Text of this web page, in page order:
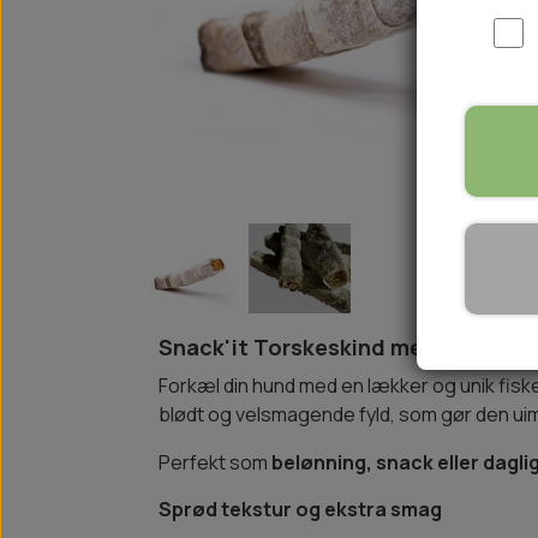
WOOLF ULTIMATE
WOLFSBLUT
WOLFBLUT VETLINE
SVØMMEVESTE
JAKKER TIL HUNDESnack'it Torskeskind med Fyld 100
Forkæl din hund med en lækker og unik
blødt og velsmagende fyld, som gør den
Perfekt som belønning, snack eller
Sprød tekstur og ekstra smag